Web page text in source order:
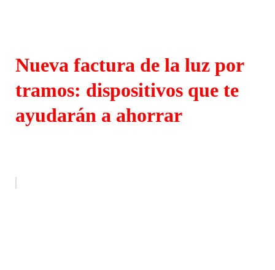
Nueva factura de la luz por
tramos: dispositivos que te
ayudarán a ahorrar